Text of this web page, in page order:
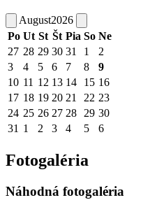
August2026
Po Ut St Št Pia So Ne
27 28 29 30 31 1
2
3
4 5 6 7 8
9
10 11 12 13 14 15 16
17 18 19 20 21 22 23
24 25 26 27 28 29 30
31 1 2 3 4 5 6
Fotogaléria
Náhodná fotogaléria